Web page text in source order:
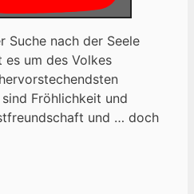
Suche nach der Seele
es um des Volkes
Fröhlichkeit und
und … doch